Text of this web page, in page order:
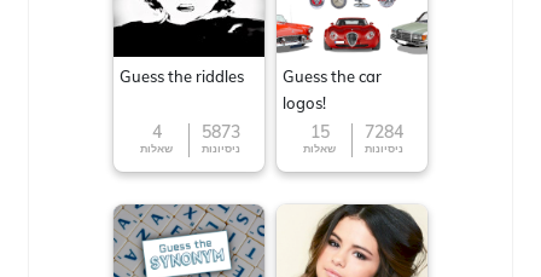
Guess the riddles
4
שאלות
5873
ניסיונות
Guess the car
logos!
15
שאלות
7284
ניסיונות